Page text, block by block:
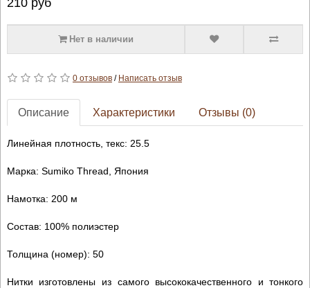
Нет в наличии
0 отзывов/ Написать отзыв
Описание Характеристики Отзывы (0)
Линейная плотность, текс: 25.5
Марка: Sumiko Thread, Япония
Намотка: 200 м
Состав: 100% полиэстер
Толщина (номер): 50
Нитки изготовлены из самого высококачественного и тонкого